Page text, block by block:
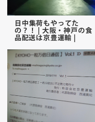
日中集荷もやってた
の？！ | 大阪・神戸の食
品配送は京豊運輸 |